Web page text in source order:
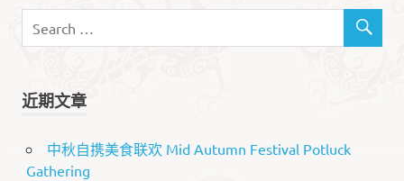
近期文章
中秋自携美食联欢 Mid Autumn Festival Potluck
Gathering